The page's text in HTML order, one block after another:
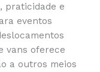
praticidade e
eventos
vans oferece
a outros meios